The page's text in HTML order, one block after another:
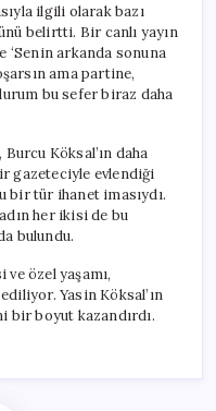
ilgili olarak bazı
belirtti. Bir canlı yayın
‘Senin arkanda sonuna
ama partine,
bu sefer biraz daha
Burcu Köksal’ın daha
gazeteciyle evlendiği
bir tür ihanet imasıydı.
her ikisi de bu
bulundu.
ve özel yaşamı,
Yasin Köksal’ın
bir boyut kazandırdı.